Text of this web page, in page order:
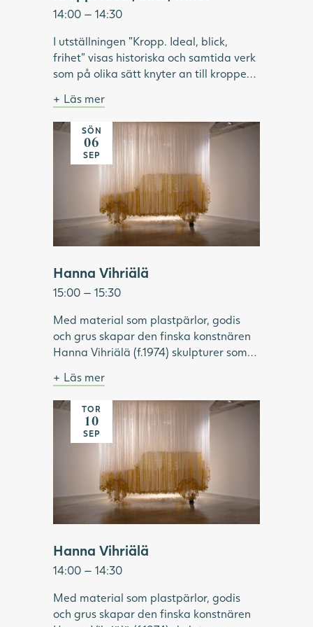
14:00 — 14:30
I utställningen "Kropp. Ideal, blick,
frihet" visas historiska och samtida verk
som på olika sätt knyter an till kroppen.
format och omformat idéer om kropp
och skönhet. Vilken roll har modellen
haft inom konsthistorien? Vilka kroppar
har visats upp och utifrån vems blick? Vi
tittar på konstnärskap som utmanar
kroppsliga ideal och ser exempel på
konstnärer som använder kroppen som
verktyg för frigörelse.
Bild: Julia Peirone, Ocean Dream ur
serien Diamonds Dancing, 2017,
Göteborgs konstmuseum.
Läs mer
Många hängande band skapar bilden av en
gul bil
SÖN
06
SEP
Hanna Vihriälä
15:00 — 15:30
Med material som plastpärlor, godis
och grus skapar den finska konstnären
Hanna Vihriälä (f.1974) skulpturer som
och sällan uppmärksammade i konsten.
Genom att för hand trä godis eller
akrylpärlor på stålvajrar, skapar
Vihriälä installationer som kan innehålla
upp till 350 000 delar. Tillsammans
bildar de en illusorisk helhet, i verk som
är både komplexa, lekfulla och sinnliga.
Under visningen fördjupar vi oss i
utställningen "Same Moment of
Pleasure" och Hanna Vihriäläs
konstnärskap.
Bild: Hanna Vihriälä, Mercedes-Benz G-
klass, 2022. Foto: Hossein Sehatlou,
Göteborgs konstmuseum.
Läs mer
Många hängande band skapar bilden av en
gul bil
TOR
10
SEP
Hanna Vihriälä
14:00 — 14:30
Med material som plastpärlor, godis
och grus skapar den finska konstnären